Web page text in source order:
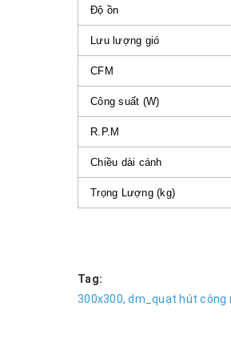
Độ ồn
Lưu lượng gió
CFM
Công suất (W)
R.P.M
Chiều dài cánh
Trọng Lượng (kg)
Tag:
300x300, dm_quạt hút công